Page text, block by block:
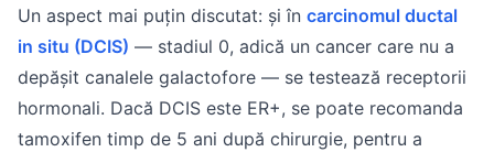
Un aspect mai puțin discutat: și în carcinomul ductal
in situ (DCIS) — stadiul 0, adică un cancer care nu a
depășit canalele galactofore — se testează receptorii
hormonali. Dacă DCIS este ER+, se poate recomanda
tamoxifen timp de 5 ani după chirurgie, pentru a